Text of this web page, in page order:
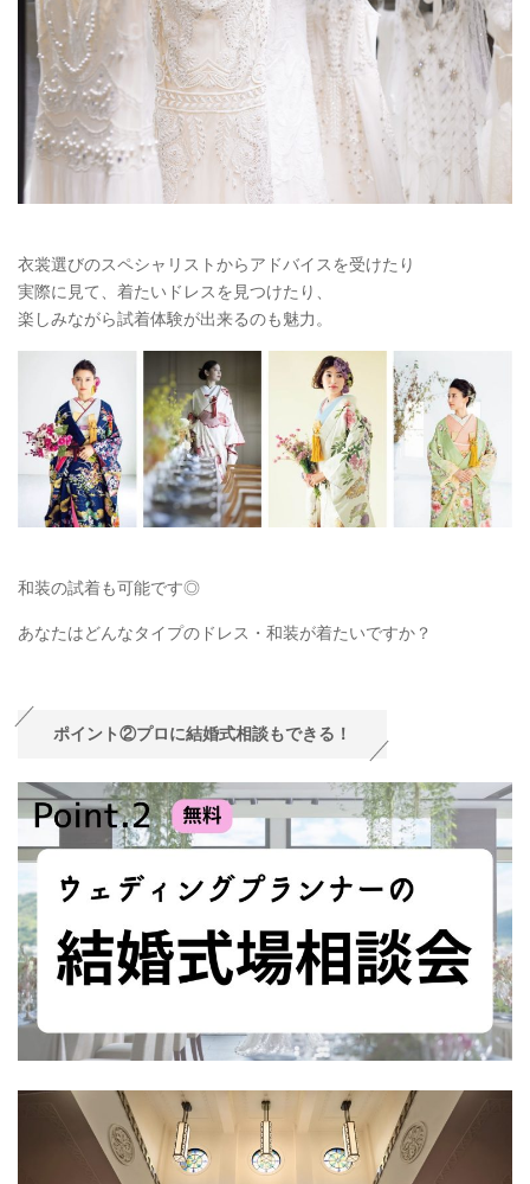
衣裳選びのスペシャリストからアドバイスを受けたり
実際に見て、着たいドレスを見つけたり、
楽しみながら試着体験が出来るのも魅力。
和装の試着も可能です◎
あなたはどんなタイプのドレス・和装が着たいですか？
ポイント②プロに結婚式相談もできる！